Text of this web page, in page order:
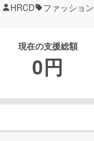
HRCD ファッション
現在の支援総額
0円